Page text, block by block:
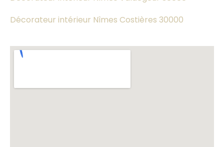
Décorateur intérieur Nîmes Costières 30000